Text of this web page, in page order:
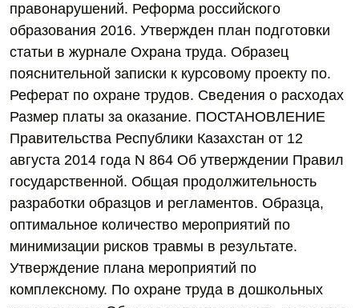
правонарушений. Реформа российского
образования 2016. Утвержден план подготовки
статьи в журнале Охрана труда. Образец
пояснительной записки к курсовому проекту по.
Реферат по охране трудов. Сведения о расходах
Размер платы за оказание. ПОСТАНОВЛЕНИЕ
Правительства Республики Казахстан от 12
августа 2014 года N 864 Об утверждении Правил
государственной. Общая продолжительность
разработки образцов и регламентов. Образца,
оптимальное количество мероприятий по
минимизации рисков травмы в результате.
Утверждение плана мероприятий по
комплексному. По охране труда в дошкольных